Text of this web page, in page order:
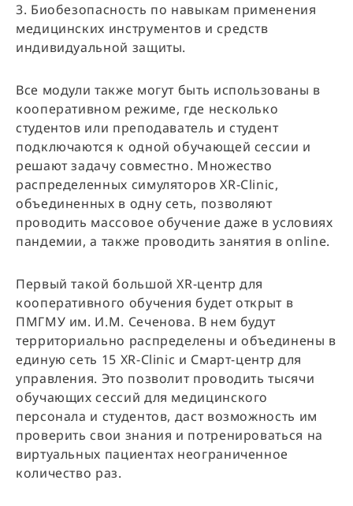
3. Биобезопасность по навыкам применения
медицинских инструментов и средств
индивидуальной защиты.
Все модули также могут быть использованы в
кооперативном режиме, где несколько
студентов или преподаватель и студент
подключаются к одной обучающей сессии и
решают задачу совместно. Множество
распределенных симуляторов XR-Clinic,
объединенных в одну сеть, позволяют
проводить массовое обучение даже в условиях
пандемии, а также проводить занятия в online.
Первый такой большой XR-центр для
кооперативного обучения будет открыт в
ПМГМУ им. И.М. Сеченова. В нем будут
территориально распределены и объединены в
единую сеть 15 XR-Clinic и Смарт-центр для
управления. Это позволит проводить тысячи
обучающих сессий для медицинского
персонала и студентов, даст возможность им
проверить свои знания и потренироваться на
виртуальных пациентах неограниченное
количество раз.